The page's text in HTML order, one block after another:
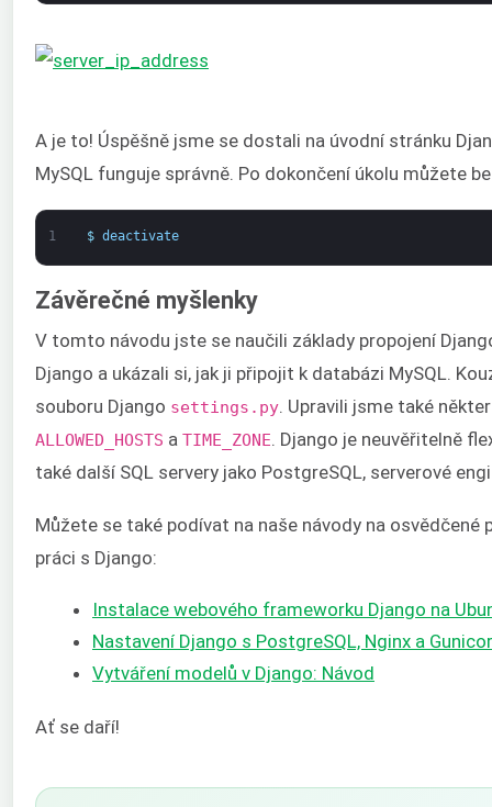
A je to! Úspěšně jsme se dostali na úvodní stránku
MySQL funguje správně. Po dokončení úkolu můžete
1 $ deactivate
Závěrečné myšlenky
V tomto návodu jste se naučili základy propojení
Django a ukázali si, jak ji připojit k databázi MySQL.
souboru Django settings.py . Upravili jsme také
ALLOWED_HOSTS a TIME_ZONE . Django je neuvěřitelně
také další SQL servery jako PostgreSQL, serverové
Můžete se také podívat na naše návody na
práci s Django:
Instalace webového frameworku Django na
Nastavení Django s PostgreSQL, Nginx a
Vytváření modelů v Django: Návod
Ať se daří!